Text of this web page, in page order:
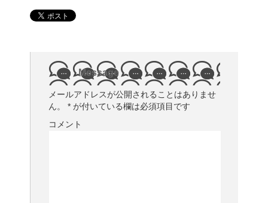
Message
メールアドレスが公開されることはありませ
ん。
* が付いている欄は必須項目です
コメント